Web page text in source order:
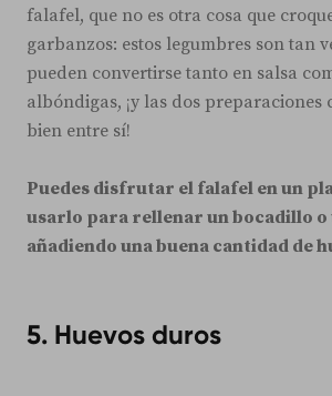
falafel, que no es otra cosa que
garbanzos: estos legumbres son tan
pueden convertirse tanto en salsa
albóndigas, ¡y las dos preparaciones
bien entre sí!
Puedes disfrutar el falafel en un
usarlo para rellenar un bocadillo o
añadiendo una buena cantidad de
5. Huevos duros